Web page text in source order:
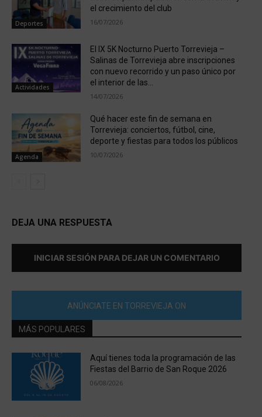
Deportes
el crecimiento del club
16/07/2026
Actividades
El IX 5K Nocturno Puerto Torrevieja –
Salinas de Torrevieja abre inscripciones
con nuevo recorrido y un paso único por
el interior de las...
14/07/2026
Agenda
Qué hacer este fin de semana en
Torrevieja: conciertos, fútbol, cine,
deporte y fiestas para todos los públicos
10/07/2026
DEJA UNA RESPUESTA
INICIAR SESIÓN PARA DEJAR UN COMENTARIO
ANÚNCIATE EN TORREVIEJA ON
MÁS POPULARES
Aquí tienes toda la programación de las
Fiestas del Barrio de San Roque 2026
06/08/2026